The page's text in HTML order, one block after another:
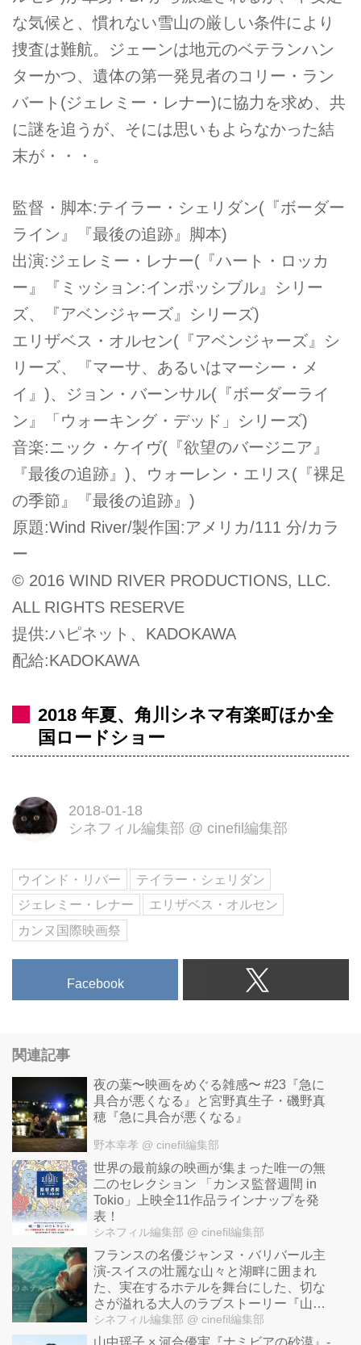
な気候と、慣れない雪山の厳しい条件により
捜査は難航。ジェーンは地元のベテランハン
ターかつ、遺体の第一発見者のコリー・ラン
バート(ジェレミー・レナー)に協力を求め、共
に謎を追うが、そには思いもよらなかった結
末が・・・。
監督・脚本:テイラー・シェリダン(『ボーダー
ライン』『最後の追跡』脚本)
出演:ジェレミー・レナー(『ハート・ロッカ
ー』『ミッション:インポッシブル』シリー
ズ、『アベンジャーズ』シリーズ)
エリザベス・オルセン(『アベンジャーズ』シ
リーズ、『マーサ、あるいはマーシー・メ
イ』)、ジョン・バーンサル(『ボーダーライ
ン』「ウォーキング・デッド」シリーズ)
音楽:ニック・ケイヴ(『欲望のバージニア』
『最後の追跡』)、ウォーレン・エリス(『裸足
の季節』『最後の追跡』)
原題:Wind River/製作国:アメリカ/111 分/カラ
ー
© 2016 WIND RIVER PRODUCTIONS, LLC.
ALL RIGHTS RESERVE
提供:ハピネット、KADOKAWA
配給:KADOKAWA
2018 年夏、角川シネマ有楽町ほか全
国ロードショー
2018-01-18
シネフィル編集部 @ cinefil編集部
ウインド・リバー
テイラー・シェリダン
ジェレミー・レナー
エリザベス・オルセン
カンヌ国際映画祭
Facebook
関連記事
夜の葉〜映画をめぐる雑感〜 #23『急に
具合が悪くなる』と宮野真生子・磯野真
穂『急に具合が悪くなる』
野本幸孝 @ cinefil編集部
世界の最前線の映画が集まった唯一の無
二のセレクション 「カンヌ監督週間 in
Tokio」上映全11作品ラインナップを発
表！
シネフィル編集部 @ cinefil編集部
フランスの名優ジャンヌ・バリバール主
演-スイスの壮麗な山々と湖畔に囲まれ
た、実在するホテルを舞台にした、切な
さが溢れる大人のラブストーリー『山逢
いのホテルで』公開！
シネフィル編集部 @ cinefil編集部
山中瑶子 × 河合優実『ナミビアの砂漠』-